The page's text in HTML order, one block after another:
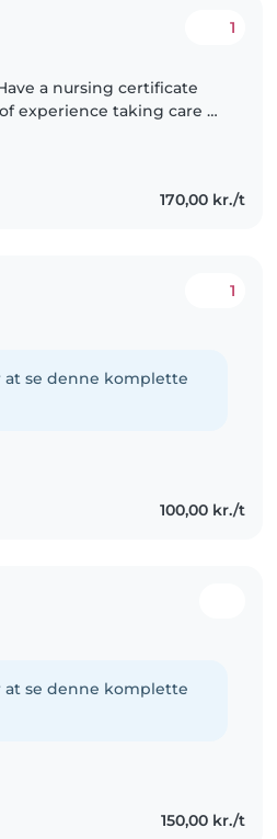
1
a nursing certificate
experience taking care of
170,00 kr./t
1
at se denne komplette
100,00 kr./t
at se denne komplette
150,00 kr./t